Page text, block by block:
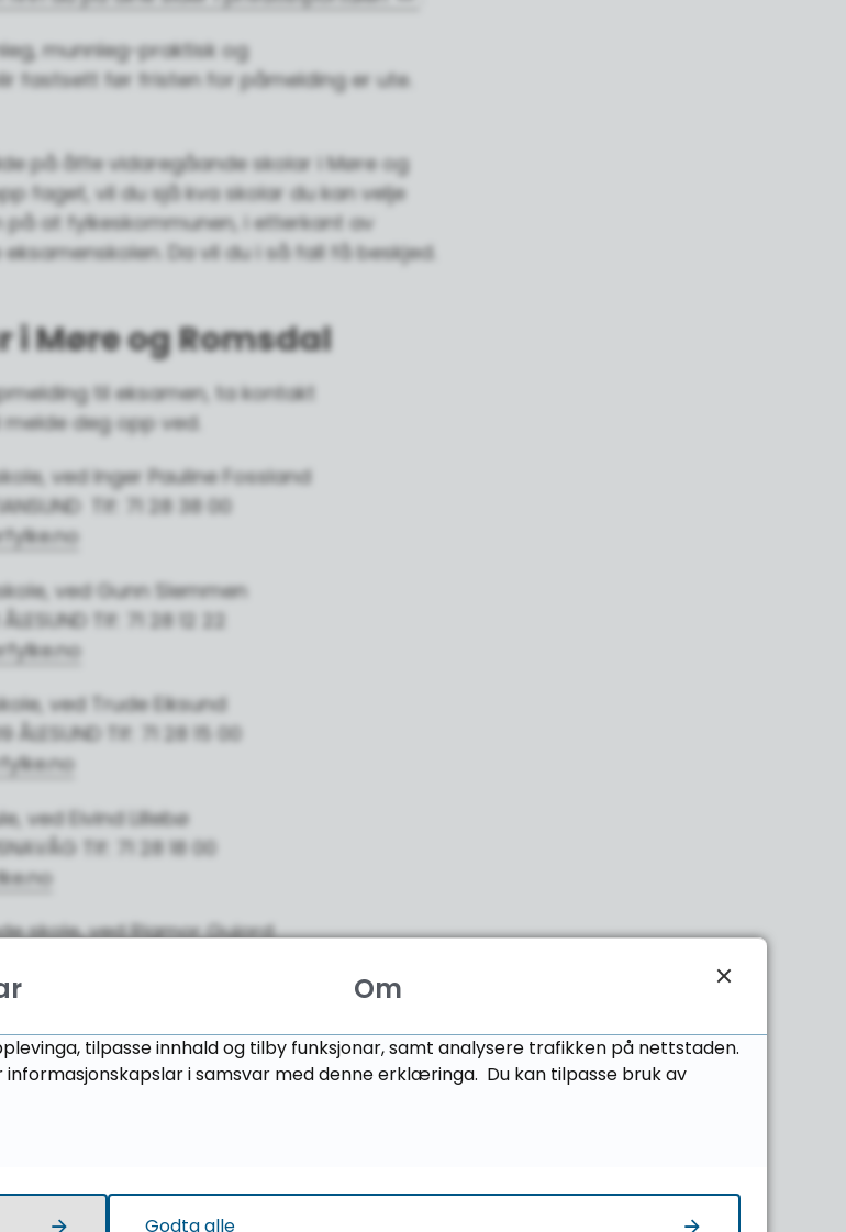
munnleg-praktisk og
fastsett før fristen for påmelding er ute.
på åtte vidaregåande skolar i Møre og
faget, vil du sjå kva skolar du kan velje
på at fylkeskommunen, i etterkant av
Da vil du i så fall få beskjed.
Møre og Romsdal
til eksamen, ta kontakt
deg opp ved.
ved Inger Pauline Fossland
Tlf: 71 28 38 00
ved Gunn Slemmen
Tlf: 71 28 12 22
ved Trude Eiksund
Tlf: 71 28 15 00
ved Eivind Lillebø
Tlf: 71 28 18 00
skole, ved Rigmor Gujord
ved Marit Mordal
71 28 31 00
Tlf: 71 28 33 00
Om
tilpasse innhald og tilby funksjonar, samt analysere trafikken på nettstaden.
i samsvar med denne erklæringa. Du kan tilpasse bruk av
Godta alle